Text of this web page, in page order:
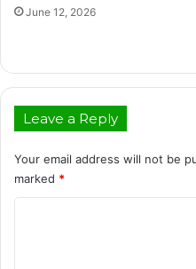
June 12, 2026
Leave a Reply
Your email address will not be
marked *